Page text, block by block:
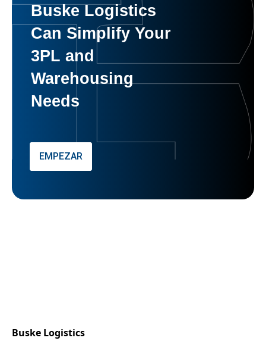
Buske Logistics
Can Simplify Your
3PL and
Warehousing
Needs
EMPEZAR
Buske Logistics